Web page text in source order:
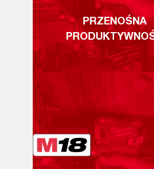
PRZENOŚNA